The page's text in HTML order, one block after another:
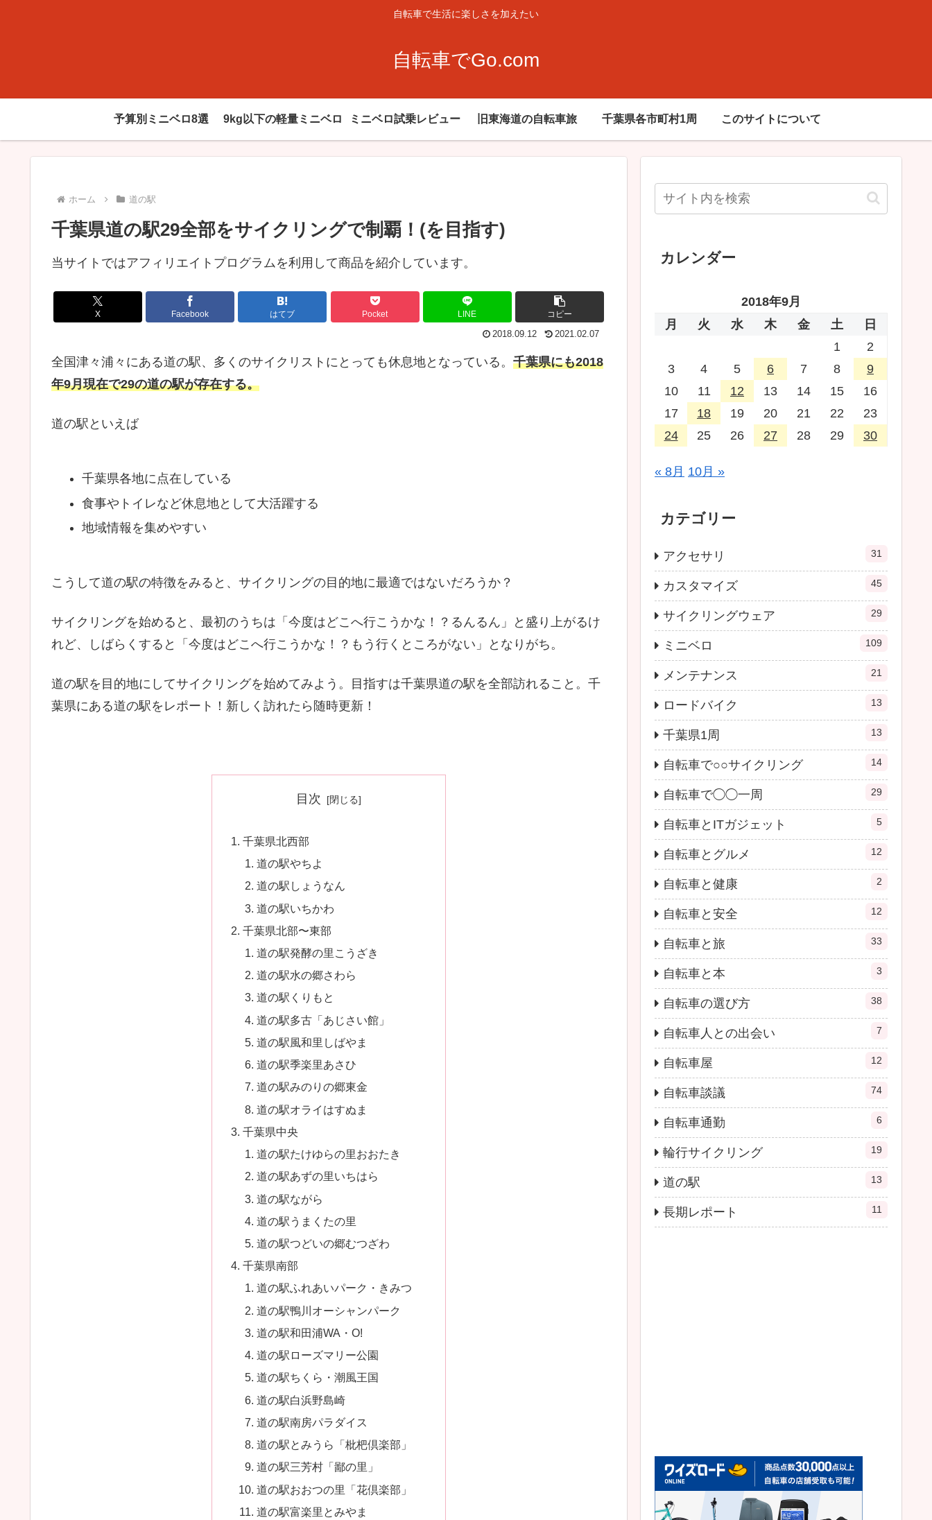
自転車で生活に楽しさを加えたい
自転車でGo.com
予算別ミニベロ8選 9kg以下の軽量ミニベロ ミニベロ試乗レビュー 旧東海道の自転車旅 千葉県各市町村1周 このサイトについて
ホーム 道の駅
千葉県道の駅29全部をサイクリングで制覇！(を目指す)
当サイトではアフィリエイトプログラムを利用して商品を紹介しています。
X Facebook はてブ Pocket LINE コピー
2018.09.12 2021.02.07
全国津々浦々にある道の駅、多くのサイクリストにとっても休息地となっている。 千葉県にも2018
年9月現在で29の道の駅が存在する。
道の駅といえば
千葉県各地に点在している
食事やトイレなど休息地として大活躍する
地域情報を集めやすい
こうして道の駅の特徴をみると、サイクリングの目的地に最適ではないだろうか？
サイクリングを始めると、最初のうちは「今度はどこへ行こうかな！？るんるん」と盛り上がるけ
れど、しばらくすると「今度はどこへ行こうかな！？もう行くところがない」となりがち。
道の駅を目的地にしてサイクリングを始めてみよう。目指すは千葉県道の駅を全部訪れること。千
葉県にある道の駅をレポート！新しく訪れたら随時更新！
目次
千葉県北西部
道の駅やちよ
道の駅しょうなん
道の駅いちかわ
千葉県北部〜東部
道の駅発酵の里こうざき
道の駅水の郷さわら
道の駅くりもと
道の駅多古「あじさい館」
道の駅風和里しばやま
道の駅季楽里あさひ
道の駅みのりの郷東金
道の駅オライはすぬま
千葉県中央
道の駅たけゆらの里おおたき
道の駅あずの里いちはら
道の駅ながら
道の駅うまくたの里
道の駅つどいの郷むつざわ
千葉県南部
道の駅ふれあいパーク・きみつ
道の駅鴨川オーシャンパーク
道の駅和田浦WA・O!
道の駅ローズマリー公園
道の駅ちくら・潮風王国
道の駅白浜野島崎
道の駅南房パラダイス
道の駅とみうら「枇杷倶楽部」
道の駅三芳村「鄙の里」
道の駅おおつの里「花倶楽部」
道の駅富楽里とみやま
カレンダー
2018年9月
月
火 水 木 金 土
日
1
2
3
4 5 6 7 8
9
10
11 12 13 14 15
16
17
18 19 20 21 22
23
24
25 26 27 28 29 30
« 8月 10月 »
カテゴリー
アクセサリ 31
カスタマイズ 45
サイクリングウェア 29
ミニベロ 109
メンテナンス 21
ロードバイク 13
千葉県1周 13
自転車で○○サイクリング 14
自転車で◯◯一周 29
自転車とITガジェット 5
自転車とグルメ 12
自転車と健康 2
自転車と安全 12
自転車と旅 33
自転車と本 3
自転車の選び方 38
自転車人との出会い 7
自転車屋 12
自転車談議 74
自転車通勤 6
輪行サイクリング 19
道の駅 13
長期レポート 11